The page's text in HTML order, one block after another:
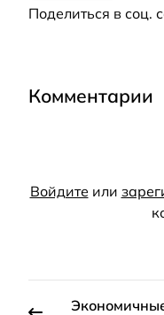
Поделиться в соц.
Комментарии
Войдите или